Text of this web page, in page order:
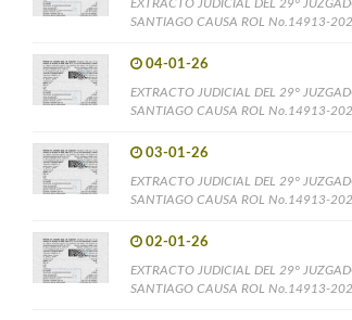
EXTRACTO JUDICIAL DEL 29°
SANTIAGO CAUSA ROL No.14913-
04-01-26
EXTRACTO JUDICIAL DEL 29°
SANTIAGO CAUSA ROL No.14913-
03-01-26
EXTRACTO JUDICIAL DEL 29°
SANTIAGO CAUSA ROL No.14913-
02-01-26
EXTRACTO JUDICIAL DEL 29°
SANTIAGO CAUSA ROL No.14913-